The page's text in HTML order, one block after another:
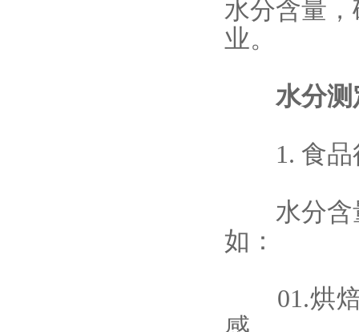
水分含量
业。
水分测
1. 食品
水分
如：
01.烘焙